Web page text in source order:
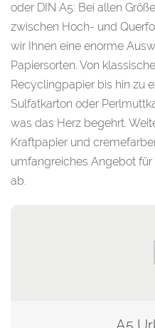
oder DIN A5: Bei allen
zwischen Hoch- und
wir Ihnen eine enorme
Papiersorten. Von
Recyclingpapier bis hin zu
Sulfatkarton oder
was das Herz begehrt.
Kraftpapier und
umfangreiches Angebot
ab.